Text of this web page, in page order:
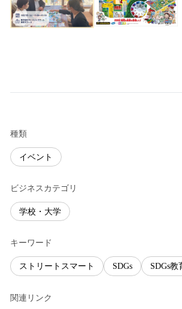
種類
イベント
ビジネスカテゴリ
学校・大学
キーワード
ストリートスマート SDGs SDGs教
関連リンク